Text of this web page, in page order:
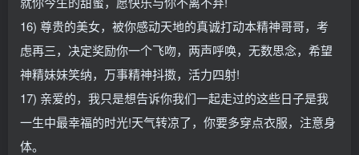
16) 尊贵的美女，被你感动天地的真诚打动本精神哥哥，考
虑再三，决定奖励你一个飞吻，两声呼唤，无数思念，希望
神精妹妹笑纳，万事精神抖擞，活力四射!
17) 亲爱的，我只是想告诉你我们一起走过的这些日子是我
一生中最幸福的时光!天气转凉了，你要多穿点衣服，注意身
体。